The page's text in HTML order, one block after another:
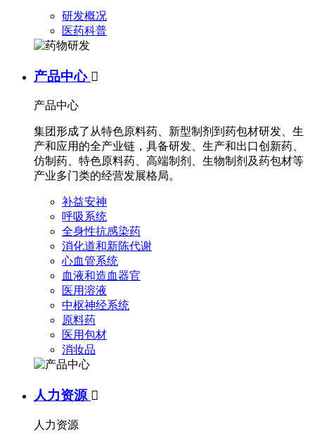
研发概况
医药科普
产品中心 
产品中心
集团形成了从特色原料药、新型制剂到药包材研发、生
产和应用的全产业链，具备研发、生产和出口创新药、
仿制药、特色原料药、高端制剂、生物制剂及药包材等
产业多门类的经营发展格局。
补益安神
呼吸系统
全身性抗感染药
消化道和新陈代谢
心血管系统
血液和造血器官
医用溶液
中枢神经系统
原料药
医用包材
消妆品
人力资源 
人力资源